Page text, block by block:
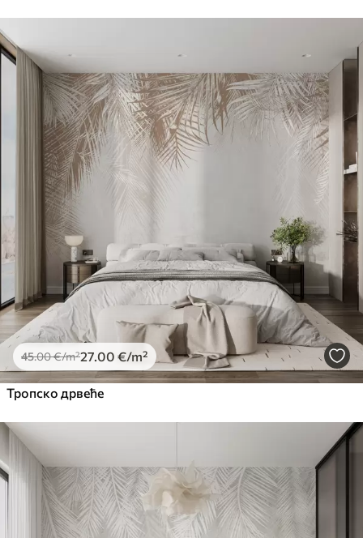
45.00€/m²27 .00 €/m²
Тропско дрвеће